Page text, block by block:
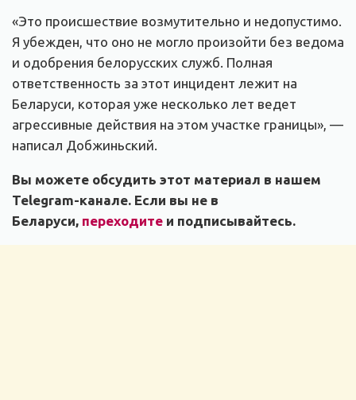
«Это происшествие возмутительно и недопустимо.
Я убежден, что оно не могло произойти без ведома
и одобрения белорусских служб. Полная
ответственность за этот инцидент лежит на
Беларуси, которая уже несколько лет ведет
агрессивные действия на этом участке границы», —
написал Добжиньский.
Вы можете обсудить этот материал в нашем
Telegram-канале. Если вы не в
Беларуси, переходите и подписывайтесь.